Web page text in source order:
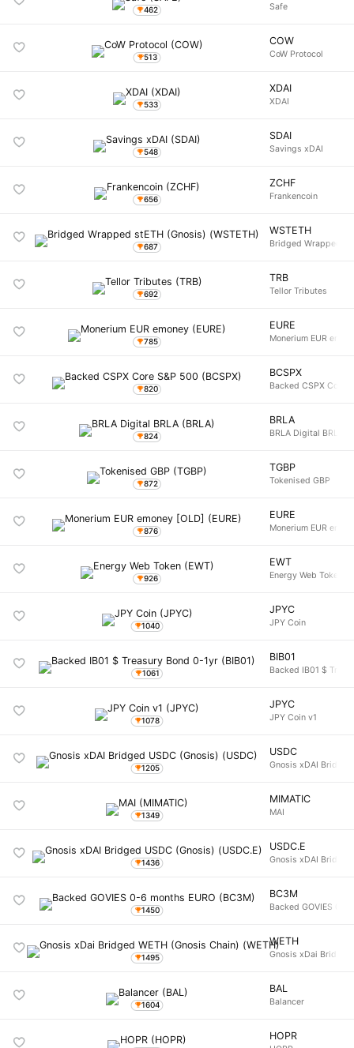
462 Safe
513
COW
CoW Protocol
533
XDAI
XDAI
548
SDAI
Savings xDAI
656
ZCHF
Frankencoin
687
WSTETH
Bridged Wrapped
692
TRB
Tellor Tributes
785
EURE
Monerium EUR
820
BCSPX
Backed CSPX Core
824
BRLA
BRLA Digital BRLA
872
TGBP
Tokenised GBP
876
EURE
Monerium EUR
926
EWT
Energy Web Token
1040
JPYC
JPY Coin
1061
BIB01
Backed IB01 $
1078
JPYC
JPY Coin v1
1205
USDC
Gnosis xDAI
1349
MIMATIC
MAI
1436
USDC.E
Gnosis xDAI
1450
BC3M
Backed GOVIES 0-6
1495
WETH
Gnosis xDai Bridged
1604
BAL
Balancer
HOPR